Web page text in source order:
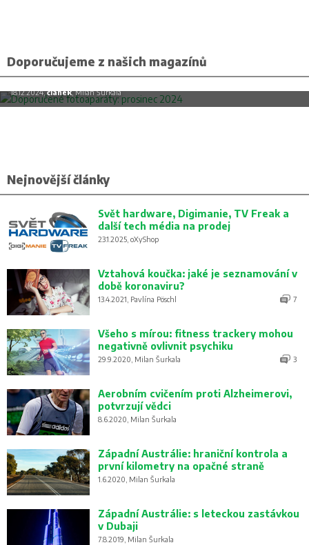
Doporučujeme z našich magazínů
Doporučené fotoaparáty: prosinec 2024
18.12.2024,článek, Milan Šurkala
Nejnovější články
Svět hardware, Digimanie, TV Freak a
další tech média na prodej
23.1.2025, oXyShop
Vztahová koučka: jaké je seznamování v
době koronaviru?
13.4.2021, Pavlína Pöschl 7
Všeho s mírou: fitness trackery mohou
negativně ovlivnit psychiku
29.9.2020, Milan Šurkala 3
Aerobním cvičením proti Alzheimerovi,
potvrzují vědci
8.6.2020, Milan Šurkala
Západní Austrálie: hraniční kontrola a
první kilometry na opačné straně
1.6.2020, Milan Šurkala
Západní Austrálie: s leteckou zastávkou
v Dubaji
7.8.2019, Milan Šurkala